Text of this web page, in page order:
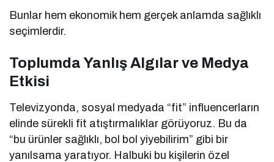
Bunlar hem ekonomik hem gerçek anlamda sağlıklı
seçimlerdir.
Toplumda Yanlış Algılar ve Medya
Etkisi
Televizyonda, sosyal medyada “fit” influencerların
elinde sürekli fit atıştırmalıklar görüyoruz. Bu da
“bu ürünler sağlıklı, bol bol yiyebilirim” gibi bir
yanılsama yaratıyor. Halbuki bu kişilerin özel